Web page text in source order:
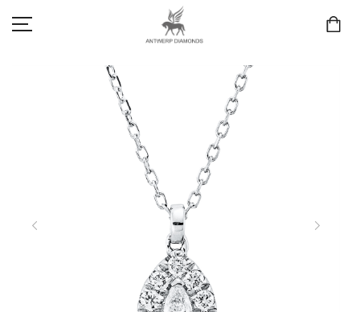
ANTWERP DIAMONDS LUXURY COLLECTION
3D TRAURINGKONFIGURATION